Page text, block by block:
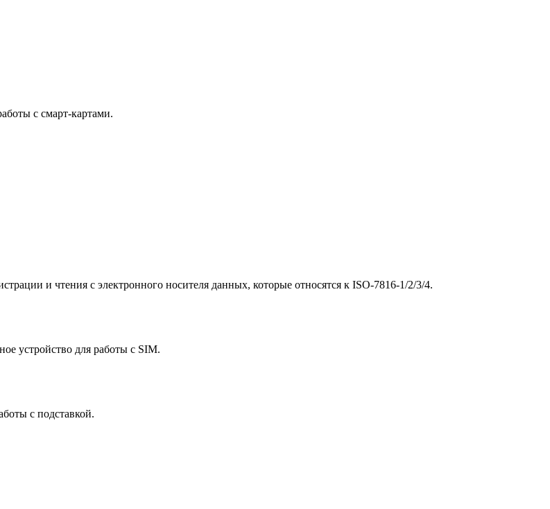
с смарт-картами.
и чтения с электронного носителя данных, которые относятся к ISO-7816-1/2/3/4.
устройство для работы с SIM.
с подставкой.